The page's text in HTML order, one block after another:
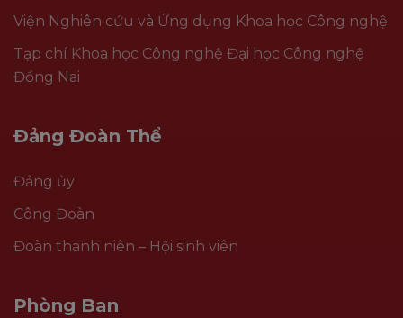
Viện Nghiên cứu và Ứng dụng Khoa học Công nghệ
Tạp chí Khoa học Công nghệ Đại học Công nghệ
Đồng Nai
Đảng Đoàn Thể
Đảng ủy
Công Đoàn
Đoàn thanh niên – Hội sinh viên
Phòng Ban